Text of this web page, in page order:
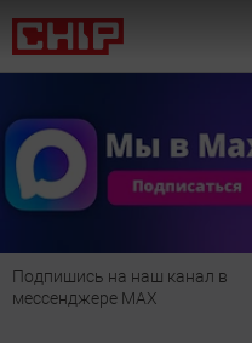
Рейтинг телевизоров 2026:
лучшие модели для гостиной,